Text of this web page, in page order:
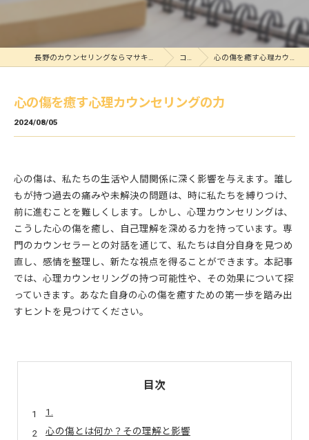
長野のカウンセリングならマサキ鼎カウンセリングルーム コラム 心の傷を癒す心理カウンセリングの力
心の傷を癒す心理カウンセリングの力
2024/08/05
心の傷は、私たちの生活や人間関係に深く影響を与えます。誰し
もが持つ過去の痛みや未解決の問題は、時に私たちを縛りつけ、
前に進むことを難しくします。しかし、心理カウンセリングは、
こうした心の傷を癒し、自己理解を深める力を持っています。専
門のカウンセラーとの対話を通じて、私たちは自分自身を見つめ
直し、感情を整理し、新たな視点を得ることができます。本記事
では、心理カウンセリングの持つ可能性や、その効果について探
っていきます。あなた自身の心の傷を癒すための第一歩を踏み出
すヒントを見つけてください。
目次
1.
心の傷とは何か？その理解と影響